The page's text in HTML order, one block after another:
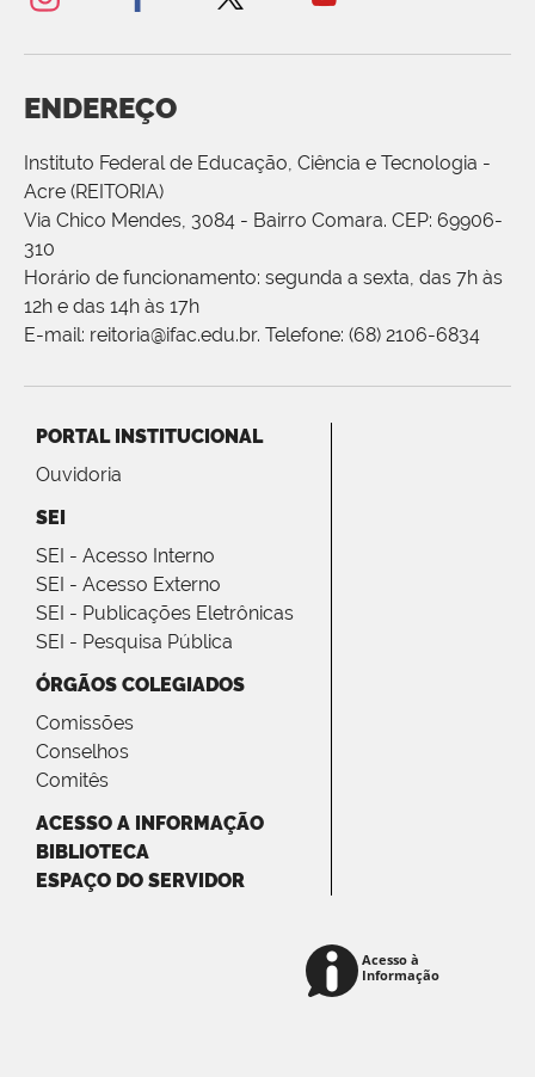
ENDEREÇO
Instituto Federal de Educação, Ciência e Tecnologia -
Acre (REITORIA)
Via Chico Mendes, 3084 - Bairro Comara. CEP: 69906-
310
Horário de funcionamento: segunda a sexta, das 7h às
12h e das 14h às 17h
E-mail: reitoria@ifac.edu.br. Telefone: (68) 2106-6834
PORTAL INSTITUCIONAL
Ouvidoria
SEI
SEI - Acesso Interno
SEI - Acesso Externo
SEI - Publicações Eletrônicas
SEI - Pesquisa Pública
ÓRGÃOS COLEGIADOS
Comissões
Conselhos
Comitês
ACESSO A INFORMAÇÃO
BIBLIOTECA
ESPAÇO DO SERVIDOR